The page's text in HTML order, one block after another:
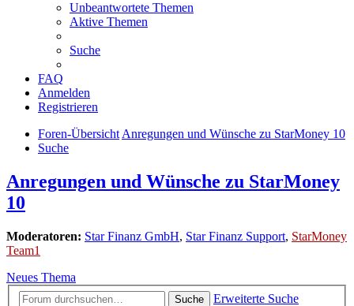
Unbeantwortete Themen
Aktive Themen
Suche
FAQ
Anmelden
Registrieren
Foren-ÜbersichtAnregungen und Wünsche zu StarMoney 10
Suche
Anregungen und Wünsche zu StarMoney
10
Moderatoren: Star Finanz GmbH, Star Finanz Support, StarMoney
Team1
Neues Thema
Suche
Erweiterte Suche